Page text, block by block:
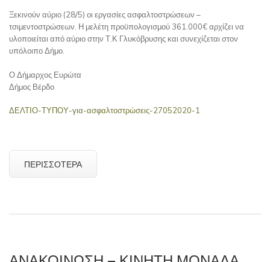
Ξεκινούν αύριο (28/5) οι εργασίες ασφαλτοστρώσεων –
τσιμεντοστρώσεων. Η μελέτη προϋπολογισμού 361.000€ αρχίζει να
υλοποιείται από αύριο στην Τ.Κ Γλυκόβρυσης και συνεχίζεται στον
υπόλοιπο Δήμο.
Ο Δήμαρχος Ευρώτα
Δήμος Βέρδο
ΔΕΛΤΙΟ-ΤΥΠΟΥ-για-ασφαλτοστρώσεις-27052020-1
ΠΕΡΙΣΣΌΤΕΡΑ